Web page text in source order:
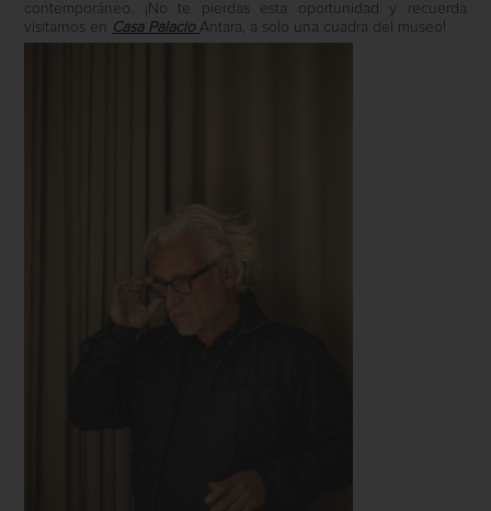
contemporáneo. ¡No te pierdas esta oportunidad y recuerda
visitarnos en Casa Palacio Antara, a solo una cuadra del museo!